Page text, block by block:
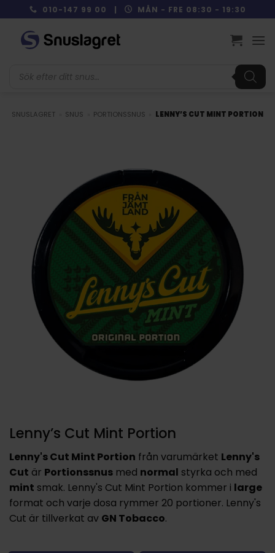
to
content
010-147 99 00 | MÅN - FRE 08:30 - 19:30
SNUSLAGRET SNUS PORTIONSSNUS LENNY’S CUT MINT PORTION
Lenny’s Cut Mint Portion
Lenny's Cut Mint Portion från varumärket Lenny's
Cut är Portionssnus med normal styrka och med
mint smak. Lenny's Cut Mint Portion kommer i large
format och varje dosa rymmer 20 portioner. Lenny's
Cut är tillverkat av GN Tobacco.